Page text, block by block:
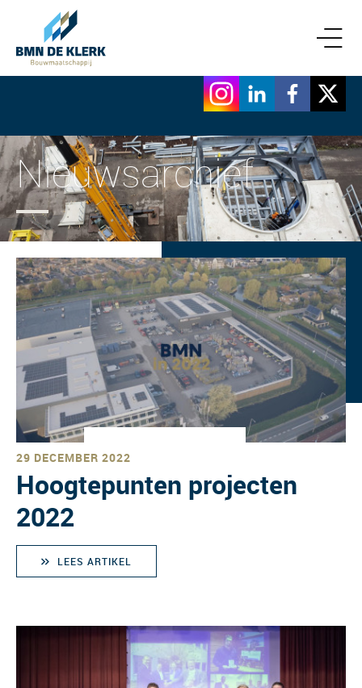
Nieuwsarchief
29 DECEMBER 2022
Hoogtepunten projecten
2022
LEES ARTIKEL